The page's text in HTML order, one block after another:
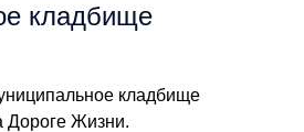
кладбище
кладбище
Дороге Жизни.